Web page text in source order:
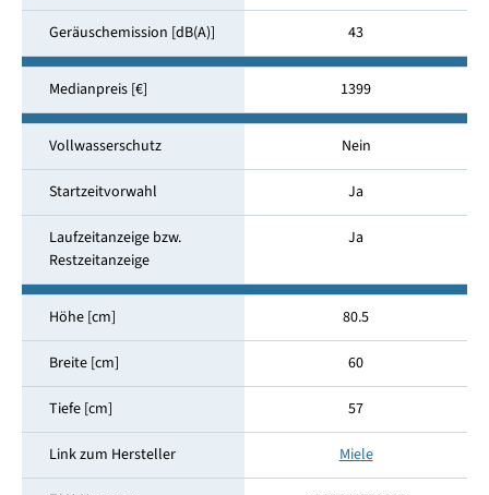
Geräuschemission [dB(A)] 43
Medianpreis [€] 1399
Vollwasserschutz Nein
Startzeitvorwahl Ja
Laufzeitanzeige bzw.
Restzeitanzeige
Ja
Höhe [cm] 80.5
Breite [cm] 60
Tiefe [cm] 57
Link zum Hersteller Miele